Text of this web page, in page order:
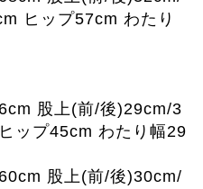
ヒップ57cm わたり
股上(前/後)29cm/3
ップ45cm わたり幅29
股上(前/後)30cm/